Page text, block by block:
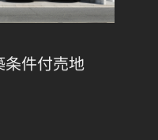
件付売地